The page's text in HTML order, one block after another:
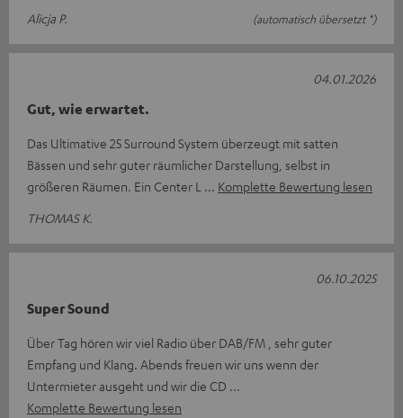
Alicja P.
(automatisch übersetzt *)
Gut, wie erwartet.
Das Ultimative 25 Surround System überzeugt mit satten
Bässen und sehr guter räumlicher Darstellung, selbst in
größeren Räumen. Ein Center L
Komplette Bewertung lesen
THOMAS K.
04.01.2026
Super Sound
Über Tag hören wir viel Radio über DAB/FM , sehr guter
Empfang und Klang. Abends freuen wir uns wenn der
Untermieter ausgeht und wir die CD
Komplette Bewertung lesen
06.10.2025